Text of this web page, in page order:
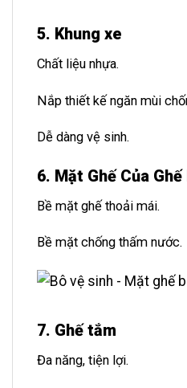
5. Khung xe
Chất liệu nhựa.
Nắp thiết kế ngăn mùi
Dễ dàng vệ sinh.
6. Mặt Ghế Của
Bề mặt ghế thoải mái.
Bề mặt chống thấm nước.
7. Ghế tắm
Đa năng, tiện lợi.